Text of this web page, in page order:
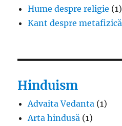
Hume despre religie (1)
Kant despre metafizică
Hinduism
Advaita Vedanta (1)
Arta hindusă (1)